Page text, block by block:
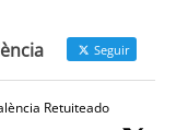
Seguir
Retuiteado